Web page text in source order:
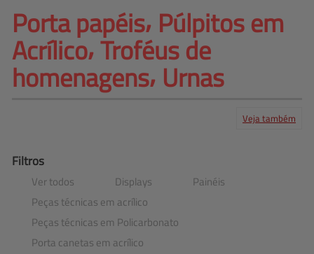
Porta papéis⸴ Púlpitos em
Acrílico⸴ Troféus de
homenagens⸴ Urnas
Veja também
Filtros
Ver todos Displays
Painéis
Peças técnicas em acrílico
Peças técnicas em Policarbonato
Porta canetas em acrílico